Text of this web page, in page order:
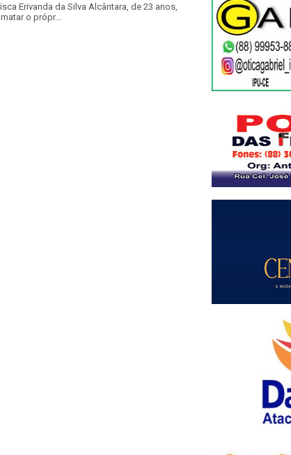
Erivanda da Silva Alcântara, de 23 anos,
o própr...